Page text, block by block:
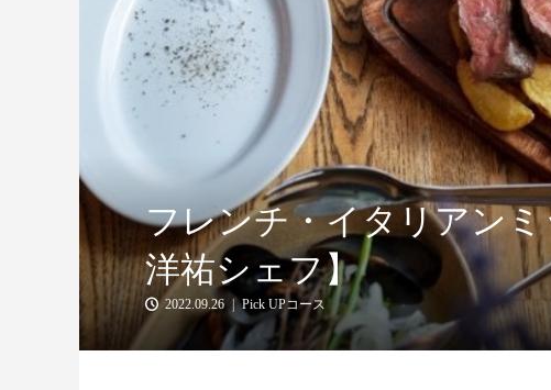
フレンチ・イタリアン
洋祐シェフ】
2022.09.26 Pick UPコース